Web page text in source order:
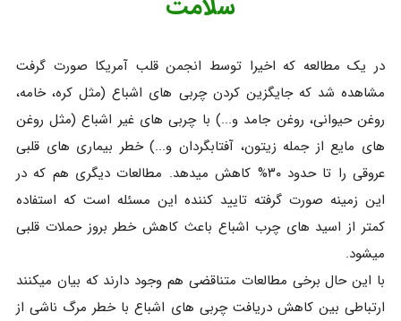
در یک مطالعه که اخیرا توسط انجمن قلب آمریکا صورت گرفت
مشاهده شد که جایگزین کردن چربی های اشباع (مثل کره، خامه،
روغن حیوانی، روغن جامد و...) با چربی های غیر اشباع (مثل روغن
های مایع از جمله زیتون، آفتابگردان و...) خطر بیماری های قلبی
عروقی را تا حدود ۳۰% کاهش میدهد. مطالعات دیگری هم که در
این زمینه صورت گرفته تایید کننده این مسئله است که استفاده
کمتر از اسید های چرب اشباع باعث کاهش خطر بروز حملات قلبی
میشود.
با این حال برخی مطالعات متناقضی هم وجود دارند که بیان میکنند
ارتباطی بین کاهش دریافت چربی های اشباع با خطر مرگ ناشی از